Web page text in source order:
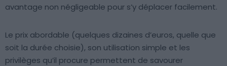
avantage non négligeable pour s’y déplacer facilement.
Le prix abordable (quelques dizaines d’euros, quelle que
soit la durée choisie), son utilisation simple et les
privilèges qu’il procure permettent de savourer